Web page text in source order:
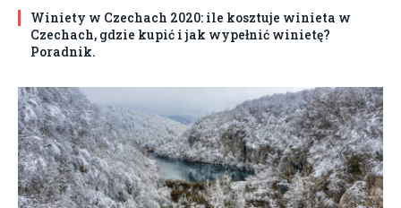
Winiety w Czechach 2020: ile kosztuje winieta w
Czechach, gdzie kupić i jak wypełnić winietę?
Poradnik.